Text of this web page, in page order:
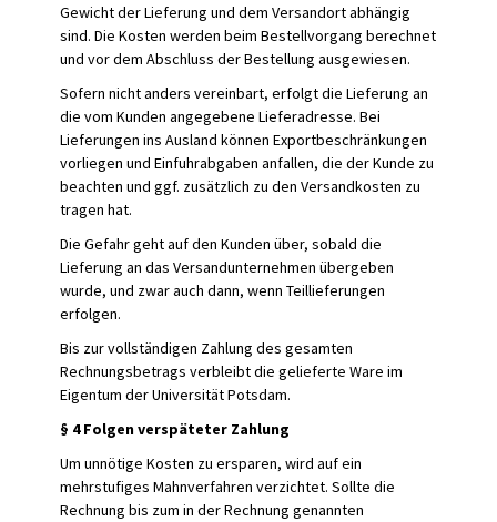
Gewicht der Lieferung und dem Versandort abhängig
sind. Die Kosten werden beim Bestellvorgang berechnet
und vor dem Abschluss der Bestellung ausgewiesen.
Sofern nicht anders vereinbart, erfolgt die Lieferung an
die vom Kunden angegebene Lieferadresse. Bei
Lieferungen ins Ausland können Exportbeschränkungen
vorliegen und Einfuhrabgaben anfallen, die der Kunde zu
beachten und ggf. zusätzlich zu den Versandkosten zu
tragen hat.
Die Gefahr geht auf den Kunden über, sobald die
Lieferung an das Versandunternehmen übergeben
wurde, und zwar auch dann, wenn Teillieferungen
erfolgen.
Bis zur vollständigen Zahlung des gesamten
Rechnungsbetrags verbleibt die gelieferte Ware im
Eigentum der Universität Potsdam.
§ 4 Folgen verspäteter Zahlung
Um unnötige Kosten zu ersparen, wird auf ein
mehrstufiges Mahnverfahren verzichtet. Sollte die
Rechnung bis zum in der Rechnung genannten